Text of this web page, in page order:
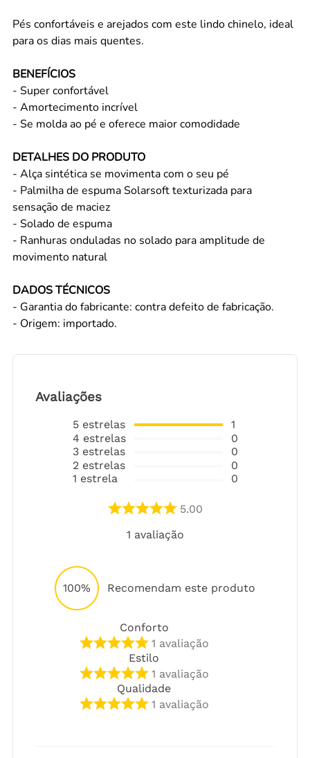
Pés confortáveis e arejados com este lindo chinelo, ideal
para os dias mais quentes.
BENEFÍCIOS
- Super confortável
- Amortecimento incrível
- Se molda ao pé e oferece maior comodidade
DETALHES DO PRODUTO
- Alça sintética se movimenta com o seu pé
- Palmilha de espuma Solarsoft texturizada para
sensação de maciez
- Solado de espuma
- Ranhuras onduladas no solado para amplitude de
movimento natural
DADOS TÉCNICOS
- Garantia do fabricante: contra defeito de fabricação.
- Origem: importado.
Avaliações
5 estrelas
4 estrelas
3 estrelas
2 estrelas
1 estrela
1
0
0
0
0
5.00
1 avaliação
100% Recomendam este produto
Conforto
1 avaliação
Estilo
1 avaliação
Qualidade
1 avaliação